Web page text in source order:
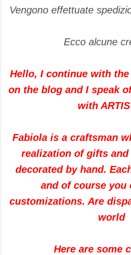
Vengono effettuate
Ecco alcune
Hello, I continue with the
on the blog and I speak
with
Fabiola is a craftsman
realization of gifts
decorated by hand.
and of course you
customizations. Are
world
Here are some